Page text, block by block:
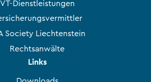
VT-Dienstleistungen
Society Liechtenstein
Rechtsanwälte
Links